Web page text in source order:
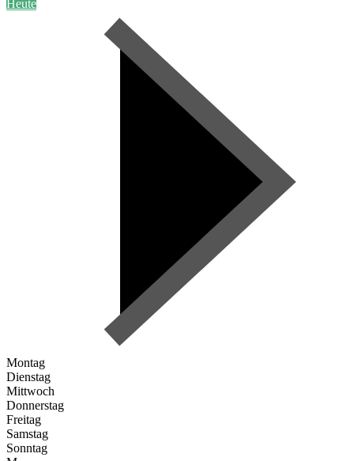
Heute
Montag
Dienstag
Mittwoch
Donnerstag
Freitag
Samstag
Sonntag